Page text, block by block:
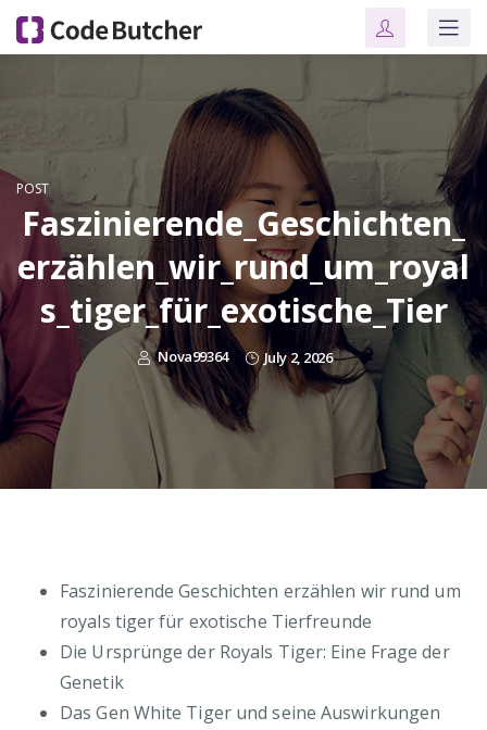
POST
Faszinierende_Geschichten_
erzählen_wir_rund_um_royal
s_tiger_für_exotische_Tier
Nova99364 July 2, 2026
Faszinierende Geschichten erzählen wir rund um
royals tiger für exotische Tierfreunde
Die Ursprünge der Royals Tiger: Eine Frage der
Genetik
Das Gen White Tiger und seine Auswirkungen